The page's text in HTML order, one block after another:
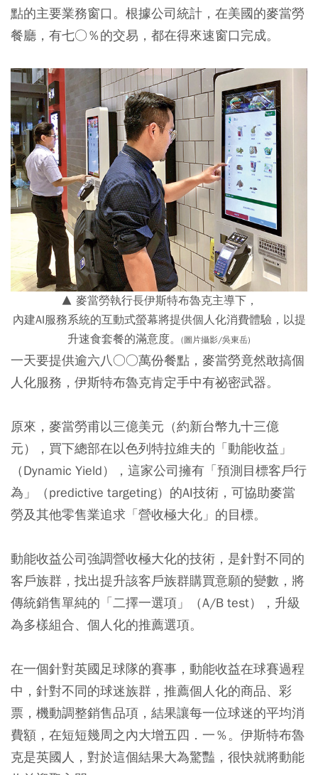
點的主要業務窗口。根據公司統計，在美國的麥當勞
餐廳，有七○％的交易，都在得來速窗口完成。
▲ 麥當勞執行長伊斯特布魯克主導下，
內建AI服務系統的互動式螢幕將提供個人化消費體驗，以提
升速食套餐的滿意度。
(圖片攝影/吳東岳)
一天要提供逾六八○○萬份餐點，麥當勞竟然敢搞個
人化服務，伊斯特布魯克肯定手中有祕密武器。
原來，麥當勞甫以三億美元（約新台幣九十三億
元），買下總部在以色列特拉維夫的「動能收益」
（Dynamic Yield），這家公司擁有「預測目標客戶行
為」（predictive targeting）的AI技術，可協助麥當
勞及其他零售業追求「營收極大化」的目標。
動能收益公司強調營收極大化的技術，是針對不同的
客戶族群，找出提升該客戶族群購買意願的變數，將
傳統銷售單純的「二擇一選項」（A/B test），升級
為多樣組合、個人化的推薦選項。
在一個針對英國足球隊的賽事，動能收益在球賽過程
中，針對不同的球迷族群，推薦個人化的商品、彩
票，機動調整銷售品項，結果讓每一位球迷的平均消
費額，在短短幾周之內大增五四．一％。伊斯特布魯
克是英國人，對於這個結果大為驚豔，很快就將動能